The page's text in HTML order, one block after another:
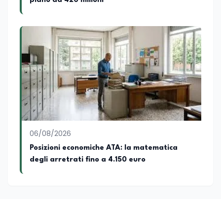
06/08/2026
Posizioni economiche ATA: la matematica
degli arretrati fino a 4.150 euro